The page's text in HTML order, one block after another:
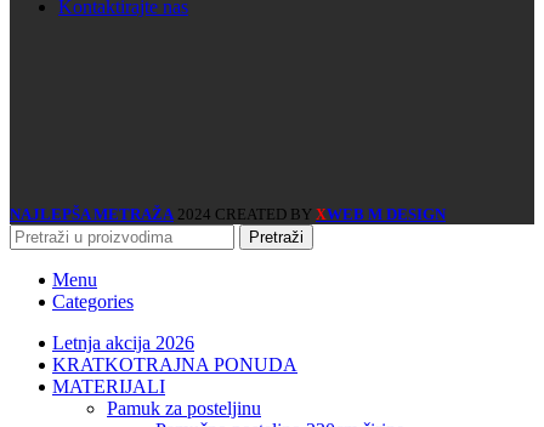
Kontaktirajte nas
NAJLEPŠA METRAŽA 2024 CREATED BY XWEB M DESIGN
Pretraži
Menu
Categories
Letnja akcija 2026
KRATKOTRAJNA PONUDA
MATERIJALI
pamuk za posteljinu